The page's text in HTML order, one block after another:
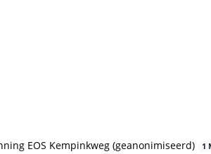
EOS Kempinkweg (geanonimiseerd) 1